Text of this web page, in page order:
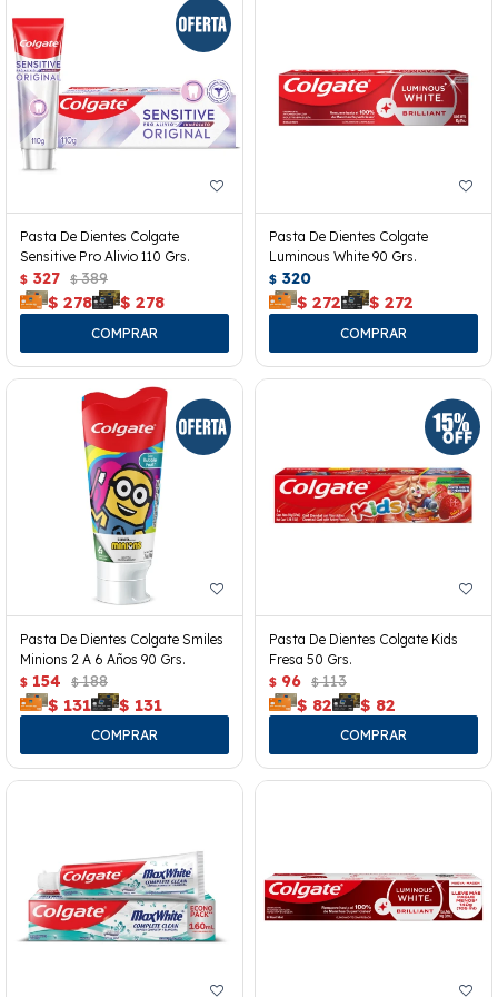
Pasta De Dientes Colgate
Sensitive Pro Alivio 110 Grs.
$ 327 $ 389
$ 278 $ 278
Pasta De Dientes Colgate
Luminous White 90 Grs.
$ 320
$ 272 $ 272
Pasta De Dientes Colgate Smiles
Minions 2 A 6 Años 90 Grs.
$ 154 $ 188
$ 131 $ 131
Pasta De Dientes Colgate Kids
Fresa 50 Grs.
$ 96 $ 113
$ 82 $ 82